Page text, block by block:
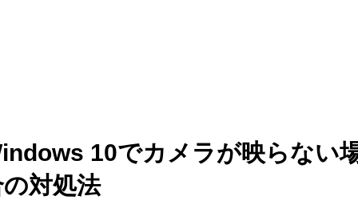
10でカメラが映らない
対処法